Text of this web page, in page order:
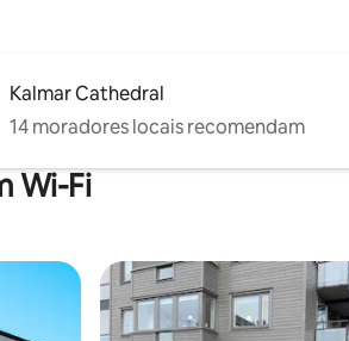
Kalmar Cathedral
14 moradores locais recomendam
Wi-Fi
hóspedes